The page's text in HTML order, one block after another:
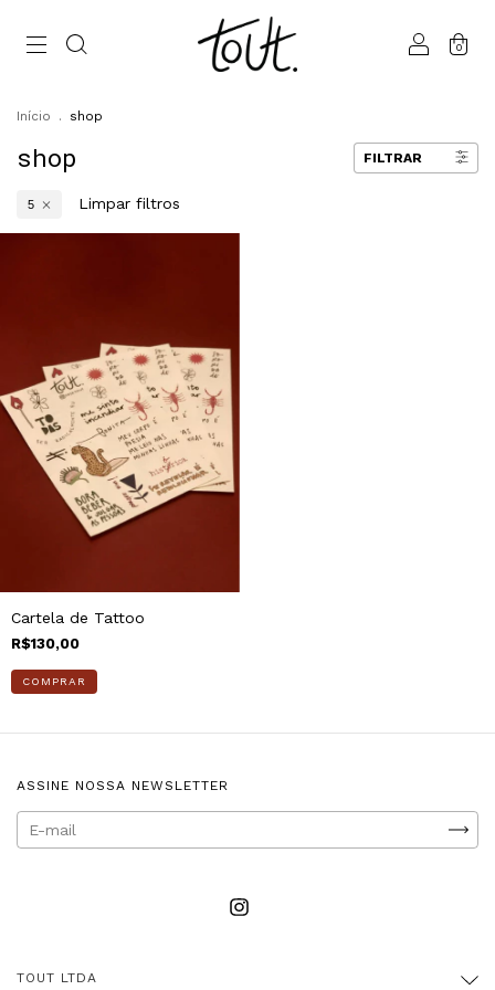
0
Início . shop
shop FILTRAR
5 Limpar filtros
Cartela de Tattoo
R$130,00
COMPRAR
ASSINE NOSSA NEWSLETTER
TOUT LTDA